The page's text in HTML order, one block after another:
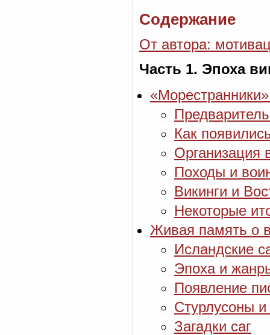
Содержание
От автора:
Часть 1. Эпоха
Как
Организация
Походы и
Викинги и
Некоторые
Живая память о
Исландские
Эпоха и
Появление
Стурлусоны и
Загадки саг